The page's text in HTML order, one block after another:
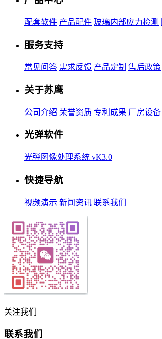
配套软件 产品配件 玻璃内部应力检测
服务支持
常见问答 需求反馈 产品定制 售后政策
关于苏鹰
公司介绍 荣誉资质 专利成果 厂房设备
光弹软件
光弹图像处理系统 vK3.0
快捷导航
视频演示 新闻资讯 联系我们
关注我们
联系我们